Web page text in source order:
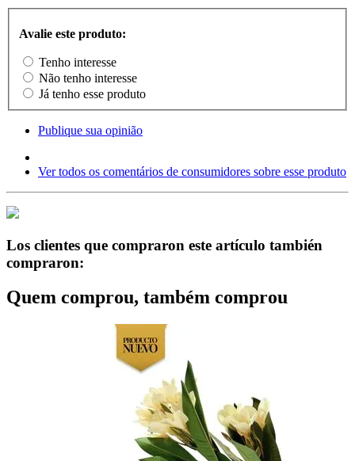
Avalie este produto:
Tenho interesse
Não tenho interesse
Já tenho esse produto
Publique sua opinião
Ver todos os comentários de consumidores sobre esse produto
Los clientes que compraron este artículo también
compraron:
Quem comprou, também comprou